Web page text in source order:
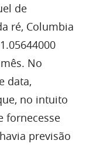
de
ré, Columbia
No
data,
no intuito
fornecesse
previsão